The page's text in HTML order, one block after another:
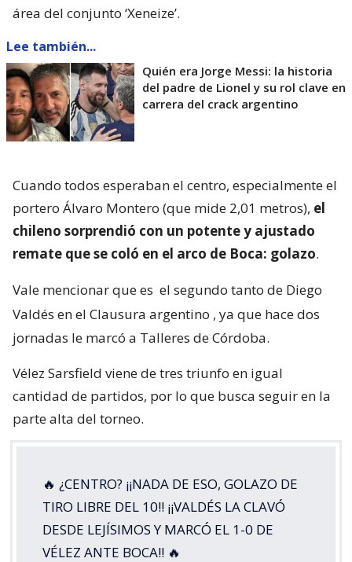
área del conjunto ‘Xeneize’.
Lee también...
Quién era Jorge Messi: la historia
del padre de Lionel y su rol clave en
carrera del crack argentino
Cuando todos esperaban el centro, especialmente el
portero Álvaro Montero (que mide 2,01 metros), el
chileno sorprendió con un potente y ajustado
remate que se coló en el arco de Boca: golazo.
Vale mencionar que es el segundo tanto de Diego
Valdés en el Clausura argentino , ya que hace dos
jornadas le marcó a Talleres de Córdoba.
Vélez Sarsfield viene de tres triunfo en igual
cantidad de partidos, por lo que busca seguir en la
parte alta del torneo.
🔥 ¿CENTRO? ¡¡NADA DE ESO, GOLAZO DE
TIRO LIBRE DEL 10!! ¡¡VALDÉS LA CLAVÓ
DESDE LEJÍSIMOS Y MARCÓ EL 1-0 DE
VÉLEZ ANTE BOCA!! 🔥